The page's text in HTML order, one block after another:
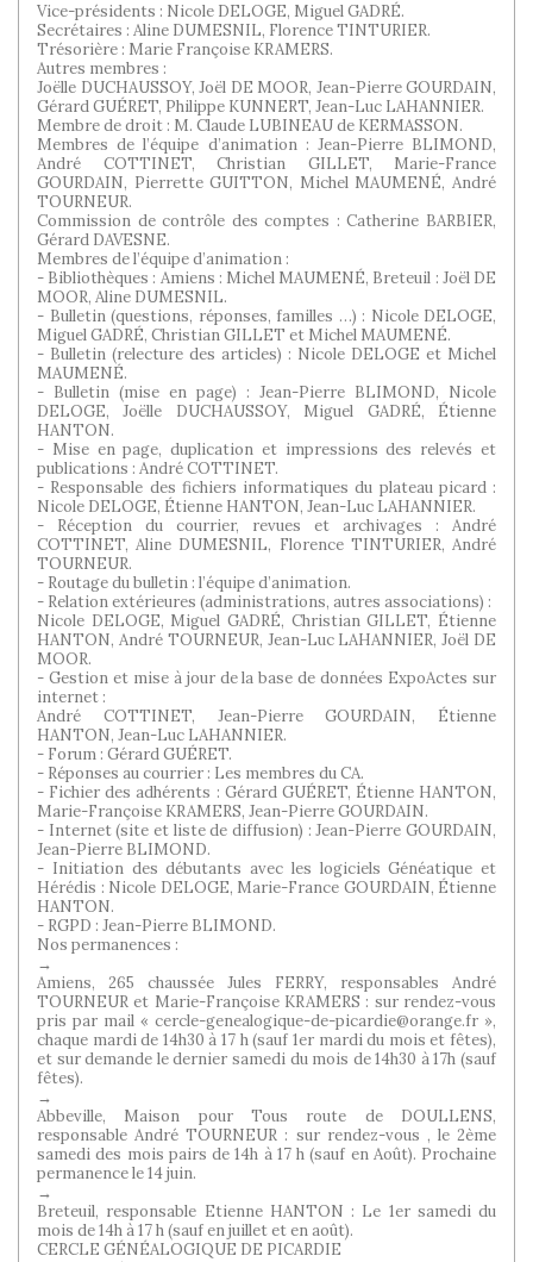
Vice-présidents : Nicole DELOGE, Miguel GADRÉ.
Secrétaires : Aline DUMESNIL, Florence TINTURIER.
Trésorière : Marie Françoise KRAMERS.
Autres membres :
Joëlle DUCHAUSSOY, Joël DE MOOR, Jean-Pierre GOURDAIN,
Gérard GUÉRET, Philippe KUNNERT, Jean-Luc LAHANNIER.
Membre de droit : M. Claude LUBINEAU de KERMASSON.
Membres de l’équipe d’animation : Jean-Pierre BLIMOND,
André COTTINET, Christian GILLET, Marie-France
GOURDAIN, Pierrette GUITTON, Michel MAUMENÉ, André
TOURNEUR.
Commission de contrôle des comptes : Catherine BARBIER,
Gérard DAVESNE.
Membres de l’équipe d’animation :
- Bibliothèques : Amiens : Michel MAUMENÉ, Breteuil : Joël DE
MOOR, Aline DUMESNIL.
- Bulletin (questions, réponses, familles …) : Nicole DELOGE,
Miguel GADRÉ, Christian GILLET et Michel MAUMENÉ.
- Bulletin (relecture des articles) : Nicole DELOGE et Michel
MAUMENÉ.
- Bulletin (mise en page) : Jean-Pierre BLIMOND, Nicole
DELOGE, Joëlle DUCHAUSSOY, Miguel GADRÉ, Étienne
HANTON.
- Mise en page, duplication et impressions des relevés et
publications : André COTTINET.
- Responsable des fichiers informatiques du plateau picard :
Nicole DELOGE, Étienne HANTON, Jean-Luc LAHANNIER.
- Réception du courrier, revues et archivages : André
COTTINET, Aline DUMESNIL, Florence TINTURIER, André
TOURNEUR.
- Routage du bulletin : l’équipe d’animation.
- Relation extérieures (administrations, autres associations) :
Nicole DELOGE, Miguel GADRÉ, Christian GILLET, Étienne
HANTON, André TOURNEUR, Jean-Luc LAHANNIER, Joël DE
MOOR.
- Gestion et mise à jour de la base de données ExpoActes sur
internet :
André COTTINET, Jean-Pierre GOURDAIN, Étienne
HANTON, Jean-Luc LAHANNIER.
- Forum : Gérard GUÉRET.
- Réponses au courrier : Les membres du CA.
- Fichier des adhérents : Gérard GUÉRET, Étienne HANTON,
Marie-Françoise KRAMERS, Jean-Pierre GOURDAIN.
- Internet (site et liste de diffusion) : Jean-Pierre GOURDAIN,
Jean-Pierre BLIMOND.
- Initiation des débutants avec les logiciels Généatique et
Hérédis : Nicole DELOGE, Marie-France GOURDAIN, Étienne
HANTON.
- RGPD : Jean-Pierre BLIMOND.
Nos permanences :
→
Amiens, 265 chaussée Jules FERRY, responsables André
TOURNEUR et Marie-Françoise KRAMERS : sur rendez-vous
pris par mail « cercle-genealogique-de-picardie@orange.fr »,
chaque mardi de 14h30 à 17 h (sauf 1er mardi du mois et fêtes),
et sur demande le dernier samedi du mois de 14h30 à 17h (sauf
fêtes).
→
Abbeville, Maison pour Tous route de DOULLENS,
responsable André TOURNEUR : sur rendez-vous , le 2ème
samedi des mois pairs de 14h à 17 h (sauf en Août). Prochaine
permanence le 14 juin.
→
Breteuil, responsable Etienne HANTON : Le 1er samedi du
mois de 14h à 17 h (sauf en juillet et en août).
CERCLE GÉNÉALOGIQUE DE PICARDIE